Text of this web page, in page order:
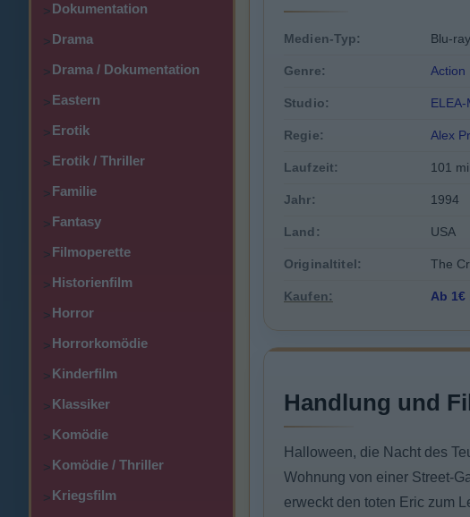
>Dokumentation
>Drama
>Drama / Dokumentation
>Eastern
>Erotik
>Erotik / Thriller
>Familie
>Fantasy
>Filmoperette
>Historienfilm
>Horror
>Horrorkomödie
>Kinderfilm
>Klassiker
>Komödie
>Komödie / Thriller
>Kriegsfilm
Medien-Typ: Blu-
Genre: Action
Studio: ELEA-
Regie: Alex
Laufzeit: 101
Jahr: 1994
Land: USA
Originaltitel: The
Kaufen: Ab 1€
Handlung und
Halloween, die Nacht des
Wohnung von einer Street-
erweckt den toten Eric zum